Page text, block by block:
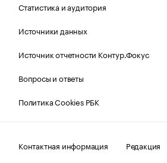
Статистика и аудитория
Источники данных
Источник отчетности Контур.Фокус
Вопросы и ответы
Политика Cookies РБК
Контактная информация Редакция